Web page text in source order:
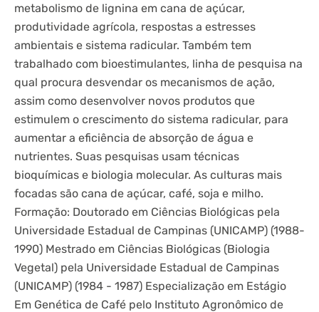
metabolismo de lignina em cana de açúcar,
produtividade agrícola, respostas a estresses
ambientais e sistema radicular. Também tem
trabalhado com bioestimulantes, linha de pesquisa na
qual procura desvendar os mecanismos de ação,
assim como desenvolver novos produtos que
estimulem o crescimento do sistema radicular, para
aumentar a eficiência de absorção de água e
nutrientes. Suas pesquisas usam técnicas
bioquímicas e biologia molecular. As culturas mais
focadas são cana de açúcar, café, soja e milho.
Formação: Doutorado em Ciências Biológicas pela
Universidade Estadual de Campinas (UNICAMP) (1988-
1990) Mestrado em Ciências Biológicas (Biologia
Vegetal) pela Universidade Estadual de Campinas
(UNICAMP) (1984 - 1987) Especialização em Estágio
Em Genética de Café pelo Instituto Agronômico de